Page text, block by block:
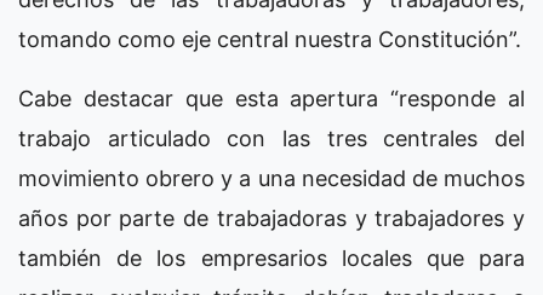
tomando como eje central nuestra Constitución”.
Cabe destacar que esta apertura “responde al
trabajo articulado con las tres centrales del
movimiento obrero y a una necesidad de muchos
años por parte de trabajadoras y trabajadores y
también de los empresarios locales que para